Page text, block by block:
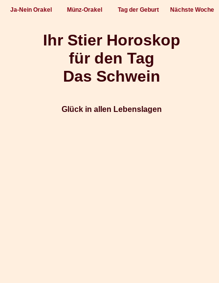
Ja-Nein Orakel Münz-Orakel Tag der Geburt Nächste Woche
Ihr Stier Horoskop
für den Tag
Das Schwein
Glück in allen Lebenslagen